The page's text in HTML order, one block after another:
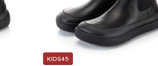
KIDS45